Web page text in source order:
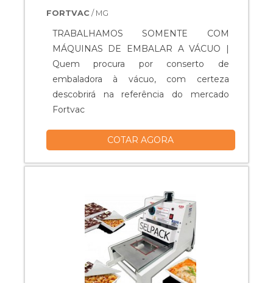
FORTVAC/ MG
TRABALHAMOS SOMENTE COM
MÁQUINAS DE EMBALAR A VÁCUO |
Quem procura por conserto de
embaladora à vácuo, com certeza
descobrirá na referência do mercado
Fortvac
COTAR AGORA